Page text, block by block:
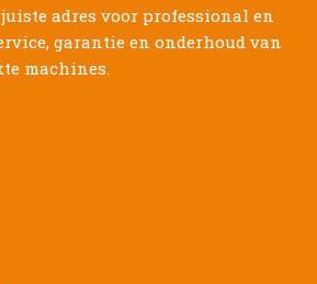
adres voor professional en
garantie en onderhoud van
machines.